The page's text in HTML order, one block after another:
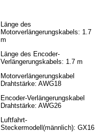
Länge des
Motorverlängerungskabels: 1.7
m
Länge des Encoder-
Verlängerungskabels: 1.7 m
Motorverlängerungskabel
Drahtstärke: AWG18
Encoder-Verlängerungskabel
Drahtstärke: AWG26
Luftfahrt-
Steckermodell(männlich): GX16